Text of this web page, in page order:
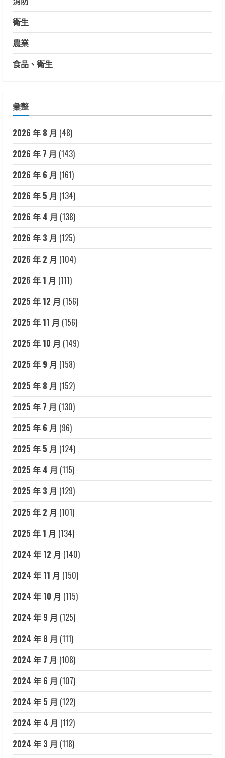
衛生
農業
食品、衛生
彙整
2026 年 8 月 (48)
2026 年 7 月 (143)
2026 年 6 月 (161)
2026 年 5 月 (134)
2026 年 4 月 (138)
2026 年 3 月 (125)
2026 年 2 月 (104)
2026 年 1 月 (111)
2025 年 12 月 (156)
2025 年 11 月 (156)
2025 年 10 月 (149)
2025 年 9 月 (158)
2025 年 8 月 (152)
2025 年 7 月 (130)
2025 年 6 月 (96)
2025 年 5 月 (124)
2025 年 4 月 (115)
2025 年 3 月 (129)
2025 年 2 月 (101)
2025 年 1 月 (134)
2024 年 12 月 (140)
2024 年 11 月 (150)
2024 年 10 月 (115)
2024 年 9 月 (125)
2024 年 8 月 (111)
2024 年 7 月 (108)
2024 年 6 月 (107)
2024 年 5 月 (122)
2024 年 4 月 (112)
2024 年 3 月 (118)